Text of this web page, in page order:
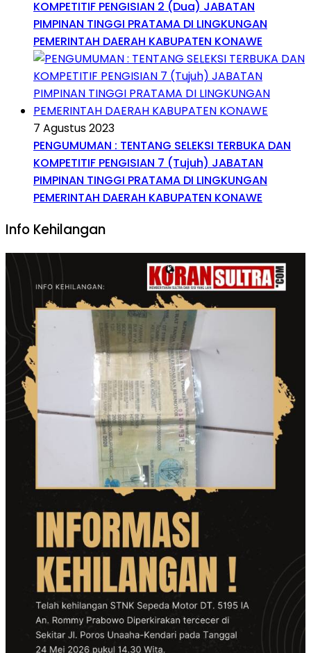
KOMPETITIF PENGISIAN 2 (Dua) JABATAN
PIMPINAN TINGGI PRATAMA DI LINGKUNGAN
PEMERINTAH DAERAH KABUPATEN KONAWE
7 Agustus 2023
PENGUMUMAN : TENTANG SELEKSI TERBUKA DAN
KOMPETITIF PENGISIAN 7 (Tujuh) JABATAN
PIMPINAN TINGGI PRATAMA DI LINGKUNGAN
PEMERINTAH DAERAH KABUPATEN KONAWE
Info Kehilangan